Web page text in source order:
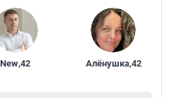
New,42 Алёнушка,42